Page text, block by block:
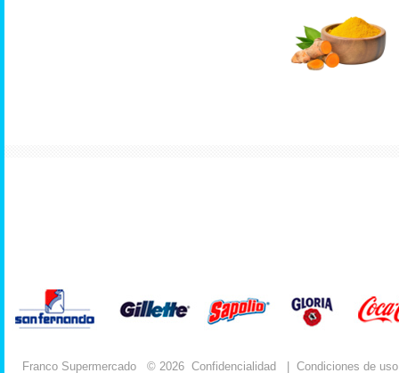
Franco Supermercado © 2026 Confidencialidad Condiciones de uso